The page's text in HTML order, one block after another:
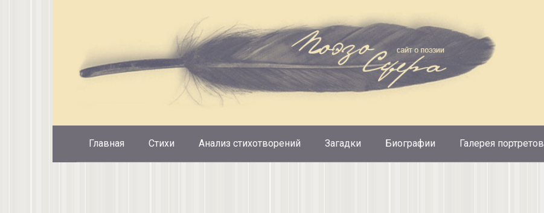
Главная Стихи Анализ стихотворений Загадки Биографии Галерея портретов